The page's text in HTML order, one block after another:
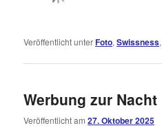
Veröffentlicht unterFoto,Swissness,
Werbung zur Nacht
Veröffentlicht am27. Oktober 2025